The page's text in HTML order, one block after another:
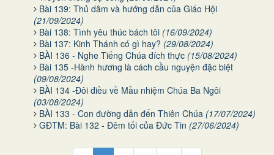
Bài 139: Thủ dâm và hướng dẫn của Giáo Hội
(21/09/2024)
Bài 138: Tình yêu thúc bách tôi (16/09/2024)
Bài 137: Kinh Thánh có gì hay? (29/08/2024)
BÀI 136 - Nghe Tiếng Chúa đích thực (15/08/2024)
Bài 135 -Hành hương là cách cầu nguyện đặc biệt
(09/08/2024)
BÀI 134 -Đôi điều về Mầu nhiệm Chúa Ba Ngôi
(03/08/2024)
BÀI 133 - Con đường dẫn đến Thiên Chúa (17/07/2024)
GĐTM: Bài 132 - Đêm tối của Đức Tin (27/06/2024)